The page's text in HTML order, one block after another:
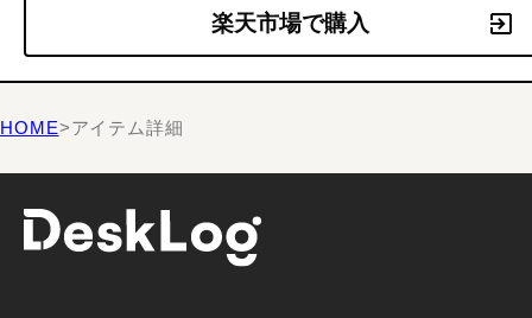
楽天市場で購入
HOME>アイテム詳細